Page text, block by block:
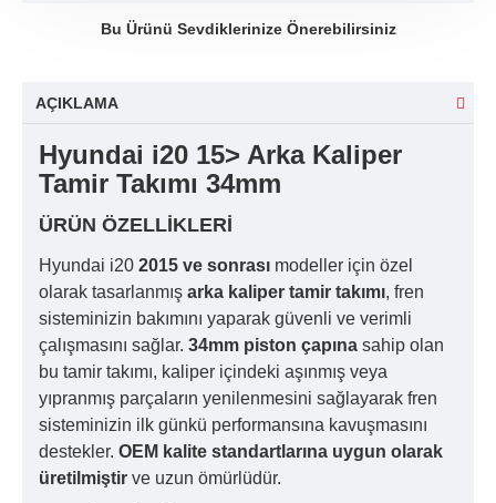
Bu Ürünü Sevdiklerinize Önerebilirsiniz
AÇIKLAMA
Hyundai i20 15> Arka Kaliper
Tamir Takımı 34mm
ÜRÜN ÖZELLIKLERI
Hyundai i20 2015 ve sonrası modeller için özel
olarak tasarlanmış arka kaliper tamir takımı, fren
sisteminizin bakımını yaparak güvenli ve verimli
çalışmasını sağlar. 34mm piston çapına sahip olan
bu tamir takımı, kaliper içindeki aşınmış veya
yıpranmış parçaların yenilenmesini sağlayarak fren
sisteminizin ilk günkü performansına kavuşmasını
destekler. OEM kalite standartlarına uygun olarak
üretilmiştir ve uzun ömürlüdür.